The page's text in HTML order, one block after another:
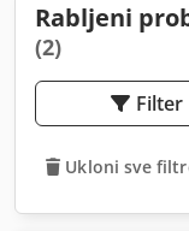
Rabljeni
(2)
Filter
Ukloni sve